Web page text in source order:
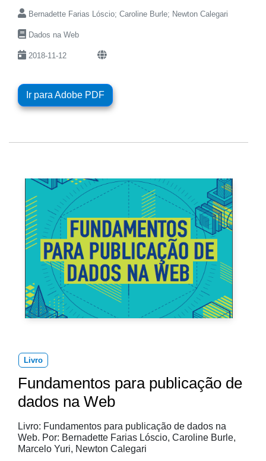
Bernadette Farias Lóscio; Caroline Burle; Newton Calegari
Dados na Web
2018-11-12
Ir para Adobe PDF
Livro
Fundamentos para publicação de
dados na Web
Livro: Fundamentos para publicação de dados na
Web. Por: Bernadette Farias Lóscio, Caroline Burle,
Marcelo Yuri, Newton Calegari